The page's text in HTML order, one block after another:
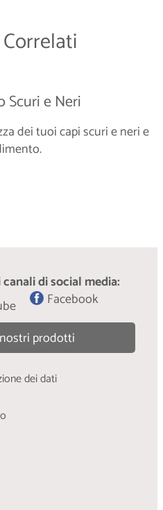
Scuri e Neri
dei tuoi capi scuri e neri e
utilizzata e l'impronta di
sono legati al
casa.
al movimento
di social media:
Facebook
prodotti
dei dati